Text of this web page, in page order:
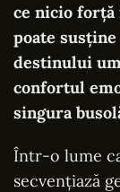
ce nicio forță
poate
destinului
confortul
singura
Într-o lume
secvențiază